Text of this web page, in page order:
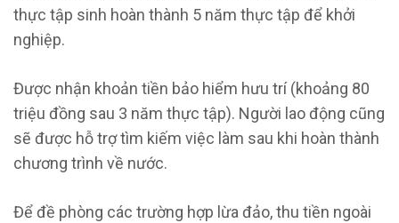
thực tập sinh hoàn thành 5 năm thực tập để khởi
nghiệp.
Được nhận khoản tiền bảo hiểm hưu trí (khoảng 80
triệu đồng sau 3 năm thực tập). Người lao động cũng
sẽ được hỗ trợ tìm kiếm việc làm sau khi hoàn thành
chương trình về nước.
Để đề phòng các trường hợp lừa đảo, thu tiền ngoài